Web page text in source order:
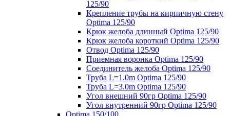
125/90
Крепление трубы на кирпичную стену
Optima 125/90
Крюк желоба длинный Optima 125/90
Крюк желоба короткий Optima 125/90
Отвод Optima 125/90
Приемная воронка Optima 125/90
Соединитель желоба Optima 125/90
Труба L=1.0m Optima 125/90
Труба L=3.0m Optima 125/90
Угол внешний 90гр Optima 125/90
Угол внутренний 90гр Optima 125/90
Optima 150/100